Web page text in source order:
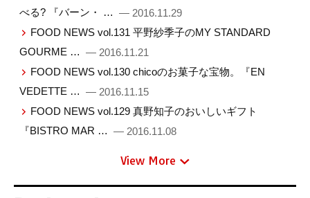
べる? 『バーン・ … — 2016.11.29
FOOD NEWS vol.131 平野紗季子のMY STANDARD
GOURME … — 2016.11.21
FOOD NEWS vol.130 chicoのお菓子な宝物。『EN
VEDETTE … — 2016.11.15
FOOD NEWS vol.129 真野知子のおいしいギフト
『BISTRO MAR … — 2016.11.08
View More